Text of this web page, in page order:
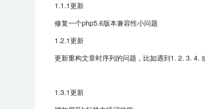
1.1.1更新
修复一个php5.6版本兼容性小问题
1.2.1更新
更新重构文章时序列的问题，比如遇到1. 2. 3. 4.
1.3.1更新